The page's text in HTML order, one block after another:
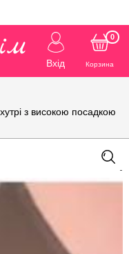
Вхід Корзина
0
з високою посадкою